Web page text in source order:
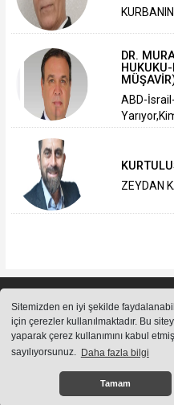
Sitemizden en iyi şekilde
için çerezler kullanılmaktadır. Bu
yaparak çerez kullanımını kabul etmiş
sayılıyorsunuz. Daha fazla bilgi
Tamam
DR.
ABD-
ZEYDAN
Sitemizde bulunan içeriklerin tüm
Haber
haber yazılımı